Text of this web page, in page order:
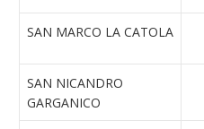
SAN MARCO LA CATOLA
SAN NICANDRO
GARGANICO